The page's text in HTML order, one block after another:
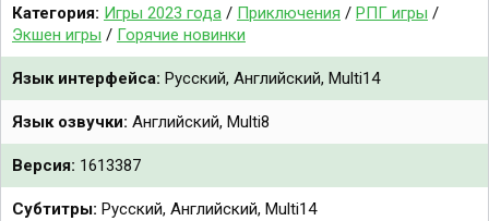
Категория: Игры 2023 года / Приключения / РПГ игры /
Экшен игры / Горячие новинки
Язык интерфейса: Русский, Английский, Multi14
Язык озвучки: Английский, Multi8
Версия: 1613387
Субтитры: Русский, Английский, Multi14